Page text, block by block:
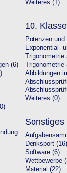
Weiteres (1)
(6)
10. Klasse
Potenzen
Exponential-
Abbildungen
Weiteres (0)
Sonstiges
Denksport (16)
Software (6)
Wettbewerbe
Material (22)